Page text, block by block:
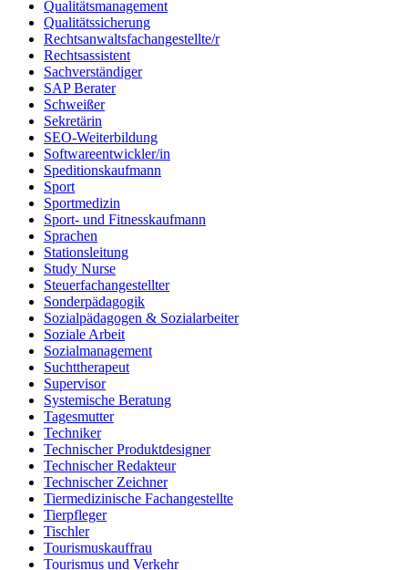
Qualitätsmanagement
Qualitätssicherung
Rechtsanwaltsfachangestellte/r
Rechtsassistent
Sachverständiger
SAP Berater
Schweißer
Sekretärin
SEO-Weiterbildung
Softwareentwickler/in
Speditionskaufmann
Sport
Sportmedizin
Sport- und Fitnesskaufmann
Sprachen
Stationsleitung
Study Nurse
Steuerfachangestellter
Sonderpädagogik
Sozialpädagogen & Sozialarbeiter
Soziale Arbeit
Sozialmanagement
Suchttherapeut
Supervisor
Systemische Beratung
Tagesmutter
Techniker
Technischer Produktdesigner
Technischer Redakteur
Technischer Zeichner
Tiermedizinische Fachangestellte
Tierpfleger
Tischler
Tourismuskauffrau
Tourismus und Verkehr